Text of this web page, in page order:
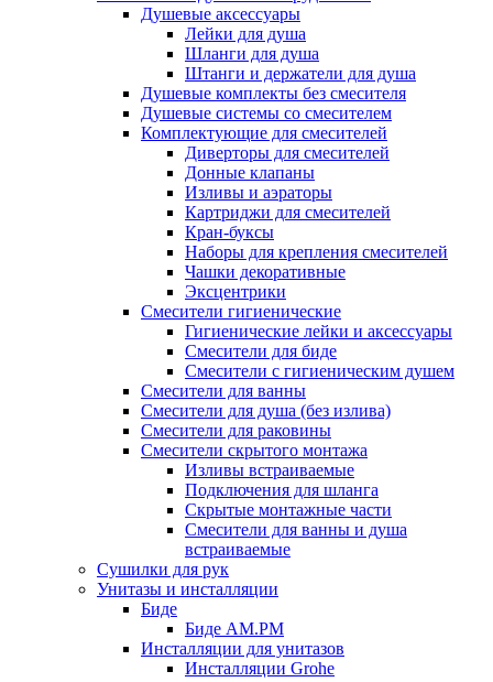
Душевые аксессуары
Лейки для душа
Шланги для душа
Штанги и держатели для душа
Душевые комплекты без смесителя
Душевые системы со смесителем
Комплектующие для смесителей
Диверторы для смесителей
Донные клапаны
Изливы и аэраторы
Картриджи для смесителей
Кран-буксы
Наборы для крепления смесителей
Чашки декоративные
Эксцентрики
Смесители гигиенические
Гигиенические лейки и аксессуары
Смесители для биде
Смесители с гигиеническим душем
Смесители для ванны
Смесители для душа (без излива)
Смесители для раковины
Смесители скрытого монтажа
Изливы встраиваемые
Подключения для шланга
Скрытые монтажные части
Смесители для ванны и душа
встраиваемые
Сушилки для рук
Унитазы и инсталляции
Биде
Биде AM.PM
Инсталляции для унитазов
Инсталляции Grohe